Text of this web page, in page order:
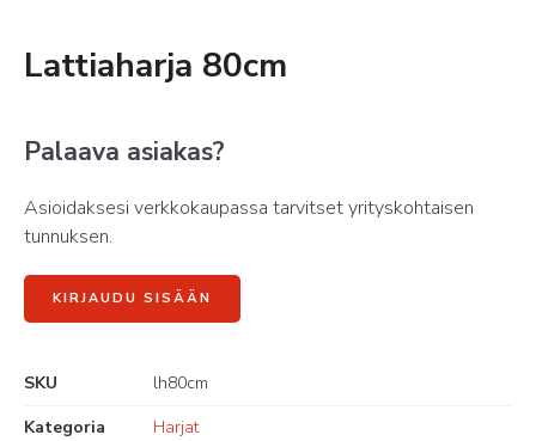
Lattiaharja 80cm
Palaava asiakas?
Asioidaksesi verkkokaupassa tarvitset yrityskohtaisen
tunnuksen.
KIRJAUDU SISÄÄN
SKU
lh80cm
Kategoria
Harjat